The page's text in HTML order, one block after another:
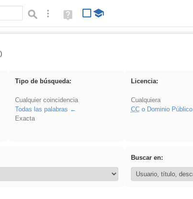
Búsqueda avanzada
Ayuda
(en
Tipo de búsqueda:
Cualquier coincidencia
Todas las palabras
Exacta
Licencia:
Cualquiera
CCo Dominio Público
Buscar en: